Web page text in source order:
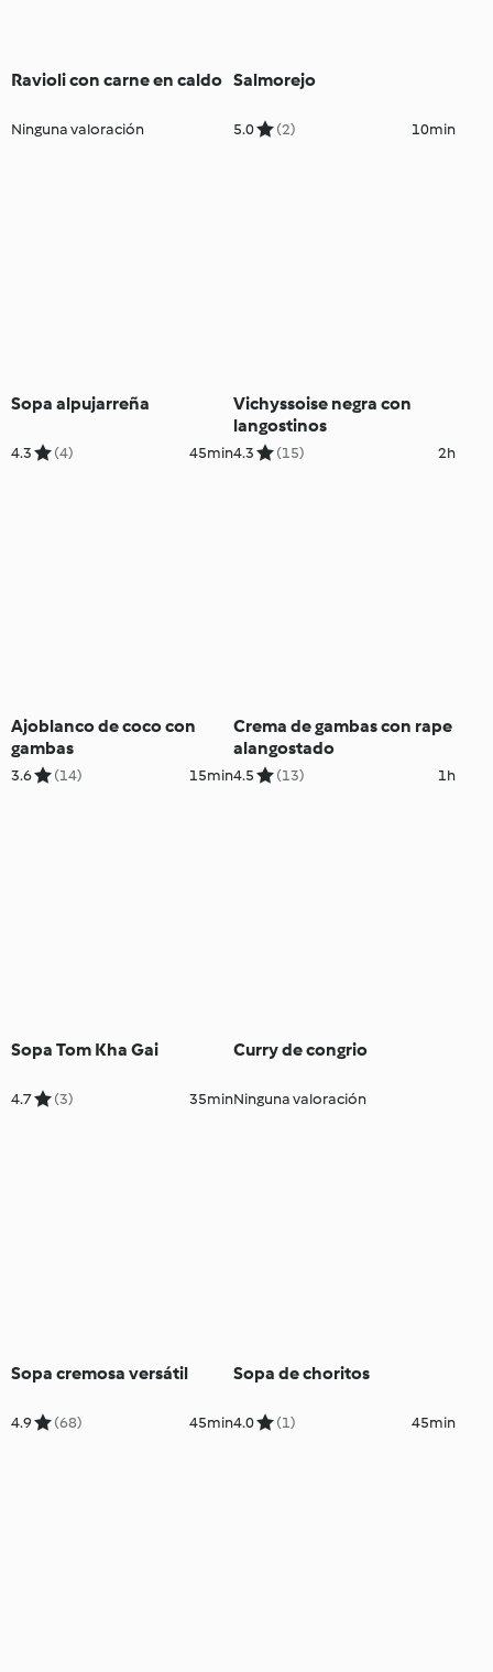
Ravioli con carne en caldo
Ninguna valoración
Salmorejo
5.0 (2) 10min
Sopa alpujarreña
4.3 (4) 45min
Vichyssoise negra con
langostinos
4.3 (15) 2h
Ajoblanco de coco con
gambas
3.6 (14) 15min
Crema de gambas con rape
alangostado
4.5 (13) 1h
Sopa Tom Kha Gai
4.7 (3) 35min
Curry de congrio
Ninguna valoración
Sopa cremosa versátil
4.9 (68) 45min
Sopa de choritos
4.0 (1) 45min